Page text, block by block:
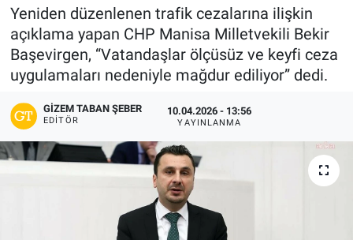
Yeniden düzenlenen trafik cezalarına ilişkin
açıklama yapan CHP Manisa Milletvekili Bekir
Başevirgen, “Vatandaşlar ölçüsüz ve keyfi ceza
uygulamaları nedeniyle mağdur ediliyor” dedi.
GIZEM TABAN ŞEBER
EDITÖR
10.04.2026 - 13:56
YAYINLANMA